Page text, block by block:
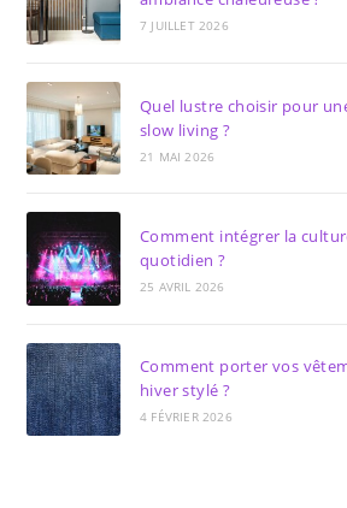
7 JUILLET 2026
Quel lustre choisir pour
slow living ?
21 MAI 2026
Comment intégrer la
quotidien ?
25 AVRIL 2026
Comment porter vos
hiver stylé ?
4 FÉVRIER 2026